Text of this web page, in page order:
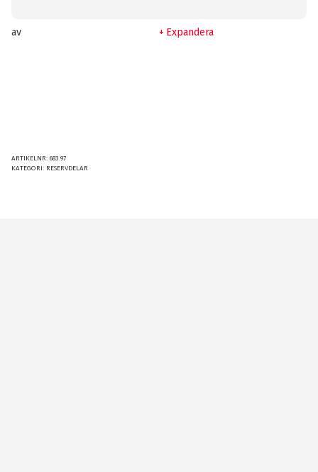
av Expandera
ARTIKELNR: 683.97
KATEGORI: RESERVDELAR